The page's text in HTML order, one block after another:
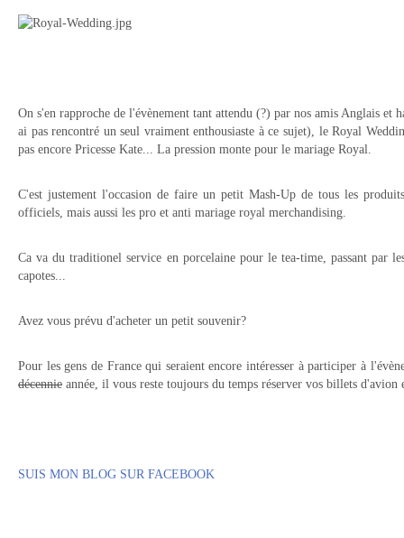
On s'en rapproche de l'évènement tant attendu (?) par nos amis Anglais et
ai pas rencontré un seul vraiment enthousiaste à ce sujet), le Royal
pas encore Pricesse Kate... La pression monte pour le mariage Royal.
C'est justement l'occasion de faire un petit Mash-Up de tous les
officiels, mais aussi les pro et anti mariage royal merchandising.
Ca va du traditionel service en porcelaine pour le tea-time, passant par
capotes...
Avez vous prévu d'acheter un petit souvenir?
Pour les gens de France qui seraient encore intéresser à participer à
décennie année, il vous reste toujours du temps réserver vos billets
SUIS MON BLOG SUR FACEBOOK